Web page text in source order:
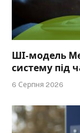
ШІ-модель
систему під
6 Серпня 2026